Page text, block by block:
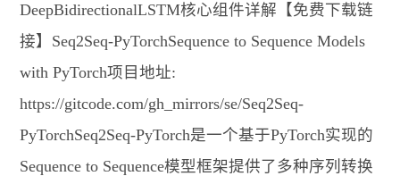
DeepBidirectionalLSTM核心组件详解【免费下载链
接】Seq2Seq-PyTorchSequence to Sequence Models
with PyTorch项目地址:
https://gitcode.com/gh_mirrors/se/Seq2Seq-
PyTorchSeq2Seq-PyTorch是一个基于PyTorch实现的
Sequence to Sequence模型框架提供了多种序列转换